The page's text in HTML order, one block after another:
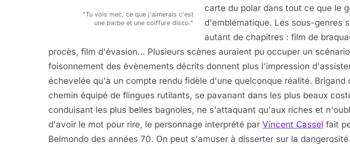
"Tu vois mec, ce que j'aimerais c'est
une barbe et une coiffure disco."
carte du polar dans tout ce que le
d'emblématique. Les sous-genres
autant de chapitres : film de
procès, film d'évasion... Plusieurs scènes auraient pu occuper un
foisonnement des évènements décrits donnent plus l'impression
échevelée qu'à un compte rendu fidèle d'une quelconque réalité. Brigand
chemin équipé de flingues rutilants, se pavanant dans les plus beaux
conduisant les plus belles bagnoles, ne s'attaquant qu'aux riches et
d'avoir le mot pour rire, le personnage interprété par Vincent Cassel fait
Belmondo des années 70. On peut s'amuser à disserter sur la